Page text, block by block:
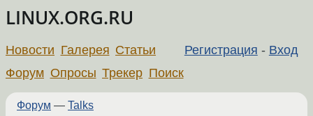
LINUX.ORG.RU
Регистрация - Вход
Новости Галерея Статьи
Форум Опросы Трекер Поиск
Форум — Talks